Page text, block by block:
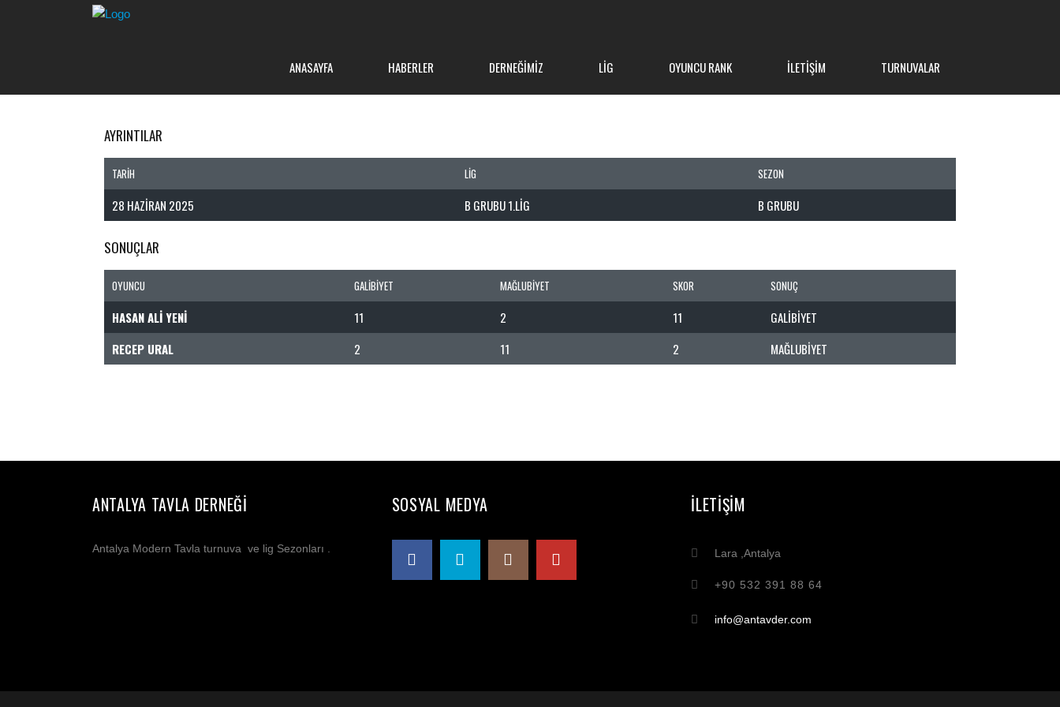
ANASAYFA HABERLER DERNEĞIMIZ LIG OYUNCU RANK İLETIŞIM TURNUVALAR
AYRINTILAR
TARIH LIG SEZON
28 HAZIRAN 2025 B GRUBU 1.LIG B GRUBU
SONUÇLAR
OYUNCU GALIBIYET MAĞLUBIYET SKOR SONUÇ
HASAN ALI YENI 11 2 11
GALIBIYET
RECEP URAL
2 11 2 MAĞLUBIYET
ANTALYA TAVLA DERNEĞI
Antalya Modern Tavla turnuva ve lig Sezonları .
SOSYAL MEDYA İLETIŞIM
Lara ,Antalya
+90 532 391 88 64
info@antavder.com